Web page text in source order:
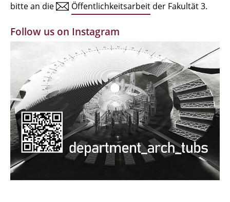
Zeichensäle
MBW | Modellbauwerkstatt
Alumni | cloud club
Dokumente und Downloads
bitte an die
Öffentlichkeitsarbeit der Fakultät 3.
Follow us on Instagram